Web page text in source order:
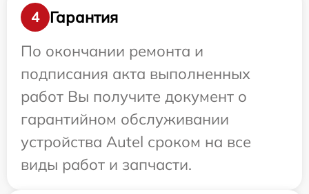
4
Гарантия
По окончании ремонта и
подписания акта выполненных
работ Вы получите документ о
гарантийном обслуживании
устройства Autel сроком на все
виды работ и запчасти.